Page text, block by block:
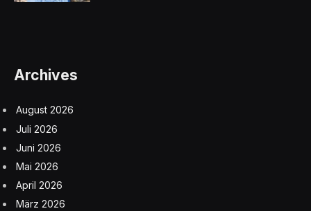
Archives
August 2026
Juli 2026
Juni 2026
Mai 2026
April 2026
März 2026